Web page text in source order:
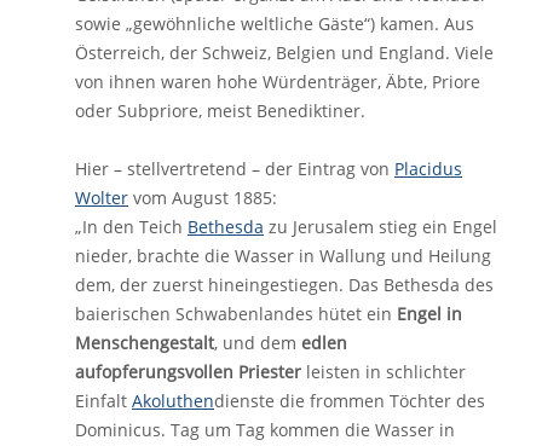
sowie „gewöhnliche weltliche Gäste“) kamen. Aus
Österreich, der Schweiz, Belgien und England. Viele
von ihnen waren hohe Würdenträger, Äbte, Priore
oder Subpriore, meist Benediktiner.
Hier – stellvertretend – der Eintrag von Placidus
Wolter vom August 1885:
„In den Teich Bethesda zu Jerusalem stieg ein Engel
nieder, brachte die Wasser in Wallung und Heilung
dem, der zuerst hineingestiegen. Das Bethesda des
baierischen Schwabenlandes hütet ein Engel in
Menschengestalt, und dem edlen
aufopferungsvollen Priester leisten in schlichter
Einfalt Akoluthendienste die frommen Töchter des
Dominicus. Tag um Tag kommen die Wasser in